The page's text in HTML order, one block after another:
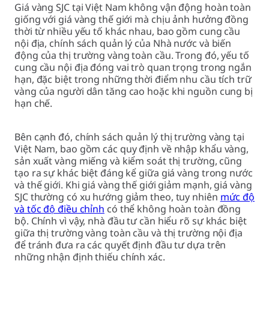
Giá vàng SJC tại Việt Nam không vận động hoàn toàn
giống với giá vàng thế giới mà chịu ảnh hưởng đồng
thời từ nhiều yếu tố khác nhau, bao gồm cung cầu
nội địa, chính sách quản lý của Nhà nước và biến
động của thị trường vàng toàn cầu. Trong đó, yếu tố
cung cầu nội địa đóng vai trò quan trọng trong ngắn
hạn, đặc biệt trong những thời điểm nhu cầu tích trữ
vàng của người dân tăng cao hoặc khi nguồn cung bị
hạn chế.
Bên cạnh đó, chính sách quản lý thị trường vàng tại
Việt Nam, bao gồm các quy định về nhập khẩu vàng,
sản xuất vàng miếng và kiểm soát thị trường, cũng
tạo ra sự khác biệt đáng kể giữa giá vàng trong nước
và thế giới. Khi giá vàng thế giới giảm mạnh, giá vàng
SJC thường có xu hướng giảm theo, tuy nhiên mức độ
và tốc độ điều chỉnh có thể không hoàn toàn đồng
bộ. Chính vì vậy, nhà đầu tư cần hiểu rõ sự khác biệt
giữa thị trường vàng toàn cầu và thị trường nội địa
để tránh đưa ra các quyết định đầu tư dựa trên
những nhận định thiếu chính xác.